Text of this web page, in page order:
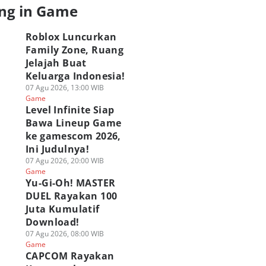
in Game
Roblox Luncurkan
Family Zone, Ruang
Jelajah Buat
Keluarga Indonesia!
07 Agu 2026, 13:00 WIB
Game
Level Infinite Siap
Bawa Lineup Game
ke gamescom 2026,
Ini Judulnya!
07 Agu 2026, 20:00 WIB
Game
Yu-Gi-Oh! MASTER
DUEL Rayakan 100
Juta Kumulatif
Download!
07 Agu 2026, 08:00 WIB
Game
CAPCOM Rayakan